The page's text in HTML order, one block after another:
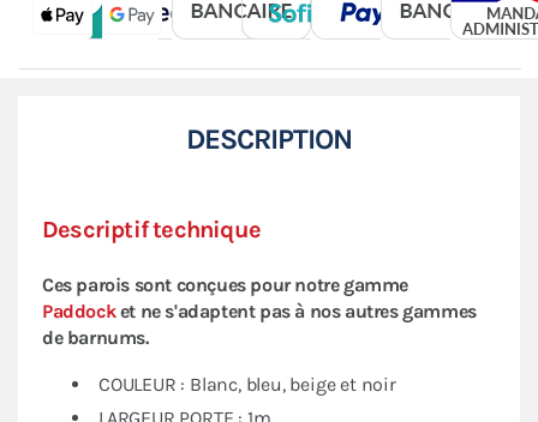
DESCRIPTION
Descriptif technique
Ces parois sont conçues pour notre gamme
Paddocket ne s'adaptent pas à nos autres gammes
de barnums.
COULEUR : Blanc, bleu, beige et noir